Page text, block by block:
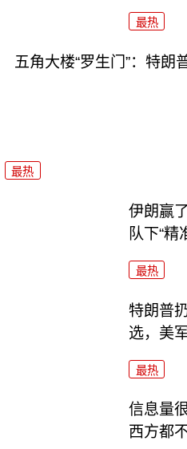
最热
五角大楼“罗生门”：特朗
最热
伊朗赢
队下“精
最热
特朗普
选，美
最热
信息量
西方都